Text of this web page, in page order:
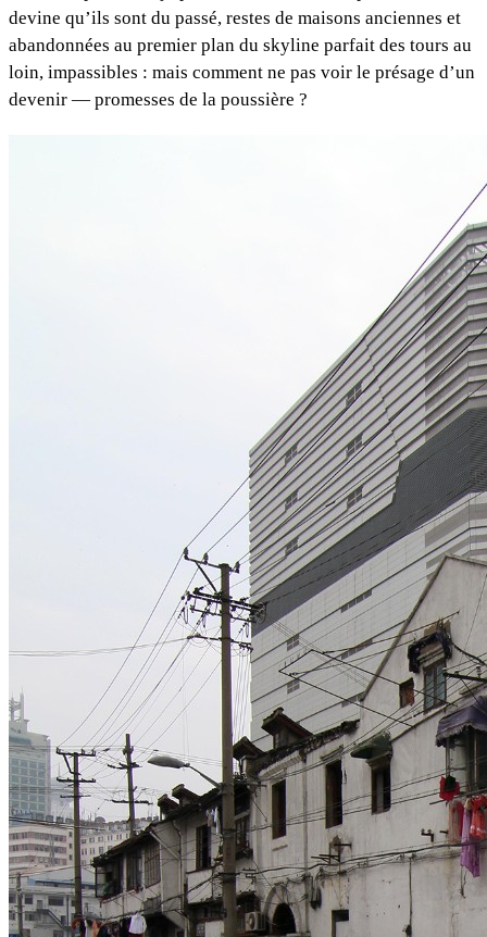
devine qu’ils sont du passé, restes de maisons anciennes et
abandonnées au premier plan du skyline parfait des tours au
loin, impassibles : mais comment ne pas voir le présage d’un
devenir — promesses de la poussière ?